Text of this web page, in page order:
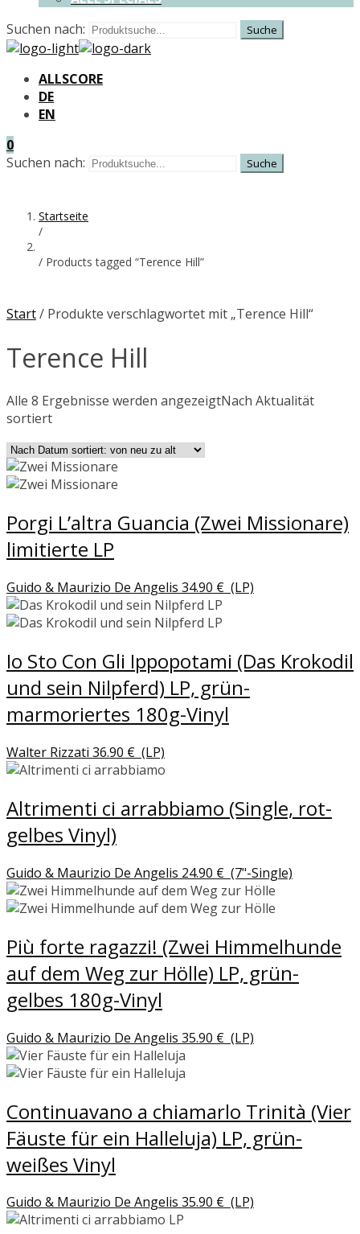
Suchen nach:
ALLSCORE
DE
EN
0
Suchen nach:
Startseite
/
/ Products tagged “Terence Hill”
Start/ Produkte verschlagwortet mit „Terence Hill“
Terence Hill
Alle 8 Ergebnisse werden angezeigtNach Aktualität
sortiert
Porgi L’altra Guancia (Zwei Missionare)
limitierte LP
Guido & Maurizio De Angelis 34.90 € (LP)
Io Sto Con Gli Ippopotami (Das Krokodil
und sein Nilpferd) LP, grün-
marmoriertes 180g-Vinyl
Walter Rizzati 36.90 € (LP)
Altrimenti ci arrabbiamo (Single, rot-
gelbes Vinyl)
Guido & Maurizio De Angelis 24.90 € (7"-Single)
Più forte ragazzi! (Zwei Himmelhunde
auf dem Weg zur Hölle) LP, grün-
gelbes 180g-Vinyl
Guido & Maurizio De Angelis 35.90 € (LP)
Continuavano a chiamarlo Trinità (Vier
Fäuste für ein Halleluja) LP, grün-
weißes Vinyl
Guido & Maurizio De Angelis 35.90 € (LP)